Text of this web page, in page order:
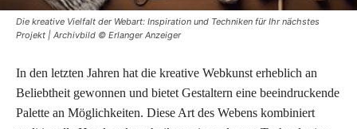
Die kreative Vielfalt der Webart: Inspiration und Techniken für Ihr nächstes
Projekt | Archivbild © Erlanger Anzeiger
In den letzten Jahren hat die kreative Webkunst erheblich an
Beliebtheit gewonnen und bietet Gestaltern eine beeindruckende
Palette an Möglichkeiten. Diese Art des Webens kombiniert